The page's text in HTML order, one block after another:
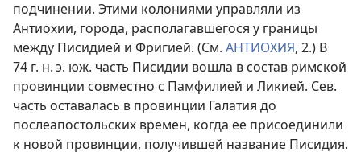
подчинении. Этими колониями управляли из
Антиохии, города, располагавшегося у границы
между Писидией и Фригией. (См. АНТИОХИЯ, 2.) В
74 г. н. э. юж. часть Писидии вошла в состав римской
провинции совместно с Памфилией и Ликией. Сев.
часть оставалась в провинции Галатия до
послеапостольских времен, когда ее присоединили
к новой провинции, получившей название Писидия.